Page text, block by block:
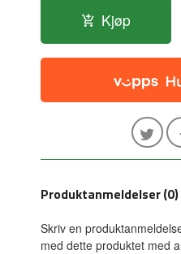
Kjøp
Produktanmeldelser (0)
Skriv en
med dette produktet med